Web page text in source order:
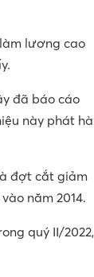
lương cao
đã báo cáo
này phát
đợt cắt giảm
năm 2014.
quý II/2022,